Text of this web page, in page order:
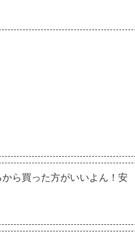
ら買った方がいいよん！安